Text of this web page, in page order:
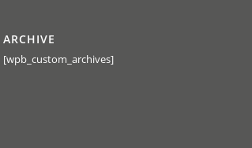
ARCHIVE
[wpb_custom_archives]